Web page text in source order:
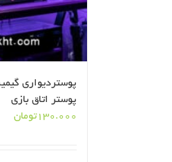
پوستردیواری
پوستر اتاق بازی
130.000تومان